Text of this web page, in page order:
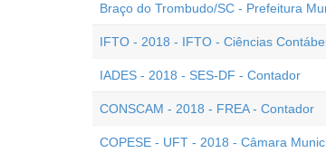
Braço do Trombudo/SC - Prefeitura
IFTO - 2018 - IFTO - Ciências
IADES - 2018 - SES-DF - Contador
CONSCAM - 2018 - FREA - Contador
COPESE - UFT - 2018 - Câmara